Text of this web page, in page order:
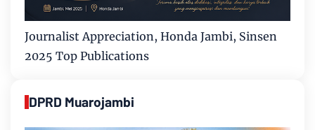
Journalist Appreciation, Honda Jambi, Sinsen
2025 Top Publications
DPRD Muarojambi